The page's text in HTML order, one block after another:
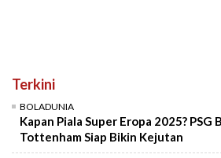
Terkini
BOLADUNIA
Kapan Piala Super Eropa 2025?
Tottenham Siap Bikin Kejutan